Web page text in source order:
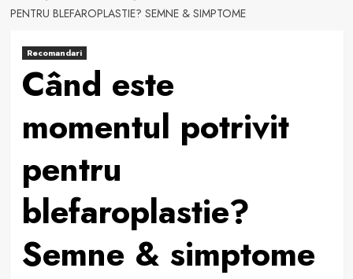
PENTRU BLEFAROPLASTIE? SEMNE & SIMPTOME
Recomandari
Când este
momentul potrivit
pentru
blefaroplastie?
Semne & simptome